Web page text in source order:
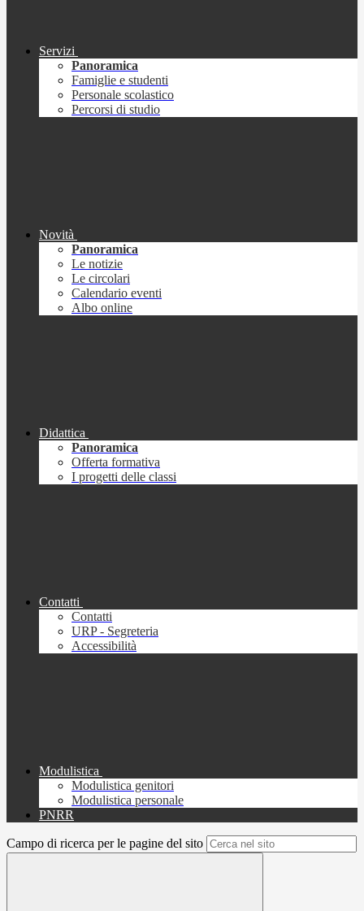
Servizi
Panoramica
Famiglie e studenti
Personale scolastico
Percorsi di studio
Novità
Panoramica
Le notizie
Le circolari
Calendario eventi
Albo online
Didattica
Panoramica
Offerta formativa
I progetti delle classi
Contatti
Contatti
URP - Segreteria
Accessibilità
Modulistica
Modulistica genitori
Modulistica personale
PNRR
Campo di ricerca per le pagine del sito